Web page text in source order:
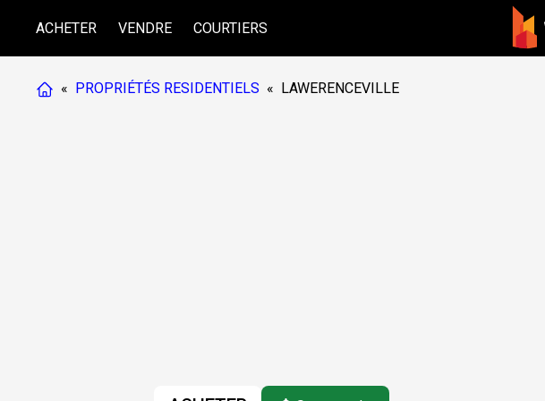
ACHETER VENDRE COURTIERS
« PROPRIÉTÉS RESIDENTIELS « LAWERENCEVILLE